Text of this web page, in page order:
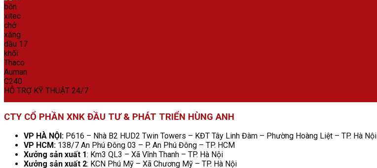
HỖ TRỢ KỸ THUẬT 24/7
CTY CỔ PHẦN XNK ĐẦU TƯ & PHÁT TRIỂN HÙNG ANH
VP HÀ NỘI: P616 – Nhà B2 HUD2 Twin Towers – KĐT Tây Linh Đàm – Phường Hoàng Liệt – TP. Hà Nội
VP HCM: 138/7 An Phú Đông 03 – P. An Phú Đông – TP. HCM
Xưởng sản xuất 1: Km3 QL3 – Xã Vĩnh Thanh – TP. Hà Nội
Xưởng sản xuất 2: KCN Phú Mỹ – Xã Chương Mỹ – TP. Hà Nội